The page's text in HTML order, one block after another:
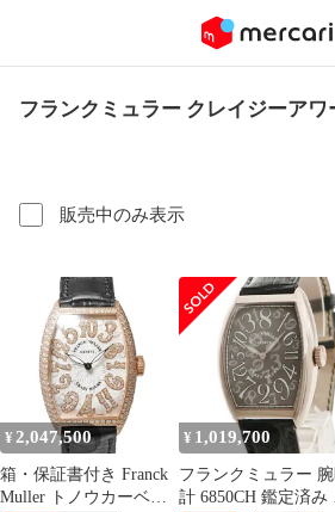
フランクミュラー クレイジーアワ
販売中のみ表示
¥ 2,047,500
箱・保証書付き Franck
Muller トノウカーベッ
¥ 1,019,700
フランクミュラー
計 6850CH 鑑定済み